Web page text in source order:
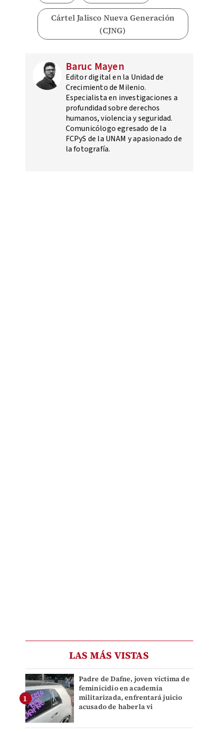
Cártel Jalisco Nueva Generación
(CJNG)
Baruc Mayen
Editor digital en la Unidad de
Crecimiento de Milenio.
Especialista en investigaciones a
profundidad sobre derechos
humanos, violencia y seguridad.
Comunicólogo egresado de la
FCPyS de la UNAM y apasionado de
la fotografía.
LAS MÁS VISTAS
Padre de Dafne, joven víctima de
feminicidio en academia
militarizada, enfrentará juicio
acusado de haberla vi